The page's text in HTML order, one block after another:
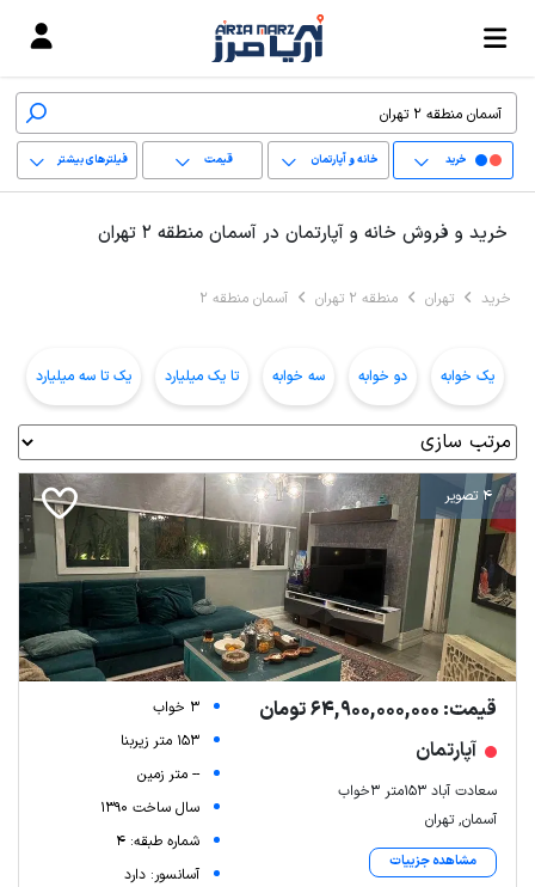
خرید خانه و آپارتمان قیمت فیلترهای بیشتر
خرید و فروش خانه و آپارتمان در آسمان منطقه 2 تهران
خرید تهران منطقه 2 تهران آسمان منطقه 2
یک خوابه دو خوابه سه خوابه تا یک میلیارد یک تا سه میلیارد
4 تصویر
قیمت: 64,900,000,000 تومان
آپارتمان
سعادت آباد ۱۵۳متر ۳خواب
آسمان, تهران
مشاهده جزییات
3 خواب
153 متر زیربنا
-- متر زمین
سال ساخت 1390
شماره طبقه: 4
آسانسور: دارد